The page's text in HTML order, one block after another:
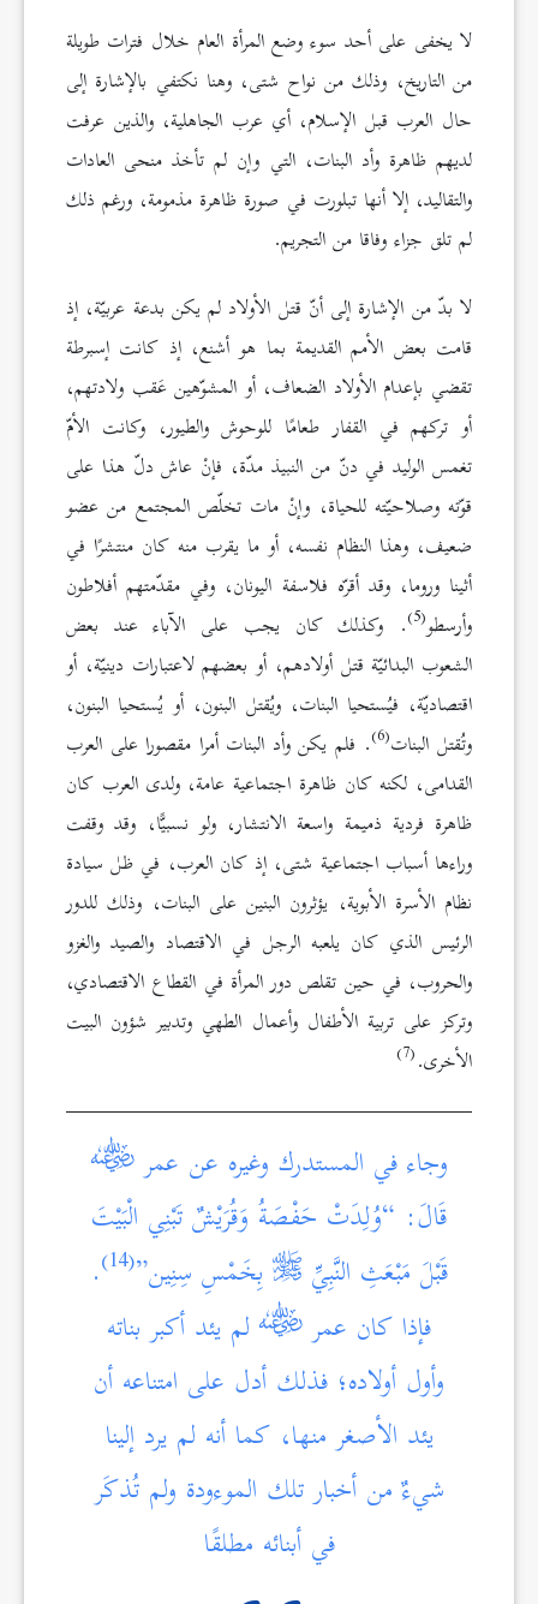
لا يخفى على أحد سوء وضع المرأة العام خلال فترات طويلة
من التاريخ، وذلك من نواح شتى، وهنا نكتفي بالإشارة إلى
حال العرب قبل الإسلام، أي عرب الجاهلية، والذين عرفت
لديهم ظاهرة وأد البنات، التي وإن لم تأخذ منحى العادات
والتقاليد، إلا أنها تبلورت في صورة ظاهرة مذمومة، ورغم ذلك
لم تلق جزاء وفاقا من التجريم.
لا بدّ من الإشارة إلى أنّ قتل الأولاد لم يكن بدعة عربيّة، إذ
قامت بعض الأمم القديمة بما هو أشنع، إذ كانت إسبرطة
تقضي بإعدام الأولاد الضعاف، أو المشوّهين عَقب ولادتهم،
أو تركهم في القفار طعامًا للوحوش والطيور، وكانت الأمّ
تغمس الوليد في دنّ من النبيذ مدّة، فإنْ عاش دلّ هذا على
قوّته وصلاحيّته للحياة، وإنْ مات تخلّص المجتمع من عضو
ضعيف، وهذا النظام نفسه، أو ما يقرب منه كان منتشرًا في
أثينا وروما، وقد أقرّه فلاسفة اليونان، وفي مقدّمتهم أفلاطون
وأرسطو(5) . وكذلك كان يجب على الآباء عند بعض
الشعوب البدائيّة قتل أولادهم، أو بعضهم لاعتبارات دينيّة، أو
اقتصاديّة، فيُستحيا البنات، ويُقتل البنون، أو يُستحيا البنون،
وتُقتل البنات(6) . فلم يكن وأد البنات أمرا مقصورا على العرب
القدامى، لكنه كان ظاهرة اجتماعية عامة، ولدى العرب كان
ظاهرة فردية ذميمة واسعة الانتشار، ولو نسبيًّا، وقد وقفت
وراءها أسباب اجتماعية شتى، إذ كان العرب، في ظل سيادة
نظام الأسرة الأبوية، يؤثرون البنين على البنات، وذلك للدور
الرئيس الذي كان يلعبه الرجل في الاقتصاد والصيد والغزو
والحروب، في حين تقلص دور المرأة في القطاع الاقتصادي،
وتركز على تربية الأطفال وأعمال الطهي وتدبير شؤون البيت
الأخرى.(7)
وجاء في المستدرك وغيره عن عمر
قَالَ: “وُلِدَتْ حَفْصَةُ وَقُرَيْشٌ تَبْنِي الْبَيْتَ
قَبْلَ مَبْعَثِ النَّبِيِّ
بِخَمْسِ سِنِين”(14)
.
فإذا كان عمر
لم يئد أكبر بناته
وأول أولاده؛ فذلك أدل على امتناعه أن
يئد الأصغر منها، كما أنه لم يرد إلينا
شيءٌ من أخبار تلك الموءودة ولم تُذكَر
في أبنائه مطلقًا